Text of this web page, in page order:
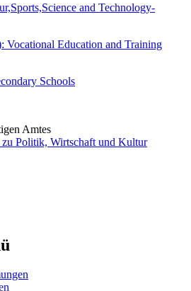
and Technology-
Vocational Education and Training
Schools
Amtes
Politik, Wirtschaft und Kultur